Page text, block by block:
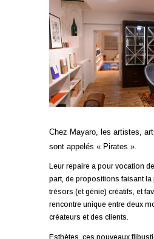
Chez Mayaro, les artistes,
sont appelés « Pirates ».
Leur repaire a pour vocation
part, de propositions faisant la
trésors (et génie) créatifs, et
rencontre unique entre deux
créateurs et des clients.